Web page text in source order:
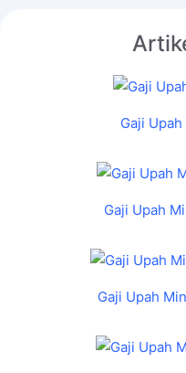
Gaji
Gaji Upah
Gaji Upah